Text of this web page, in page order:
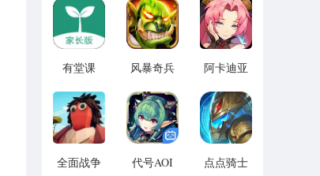
版 vv1.14
宝版最新
版 vv5.3.9
vv1.1.14
有堂课
风暴奇兵
阿卡迪亚
全面战争
代号AOI
点点骑士